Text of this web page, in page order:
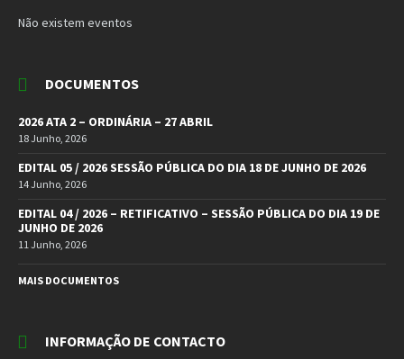
Não existem eventos
DOCUMENTOS
2026 ATA 2 – ORDINÁRIA – 27 ABRIL
18 Junho, 2026
EDITAL 05 / 2026 SESSÃO PÚBLICA DO DIA 18 DE JUNHO DE 2026
14 Junho, 2026
EDITAL 04 / 2026 – RETIFICATIVO – SESSÃO PÚBLICA DO DIA 19 DE
JUNHO DE 2026
11 Junho, 2026
MAIS DOCUMENTOS
INFORMAÇÃO DE CONTACTO